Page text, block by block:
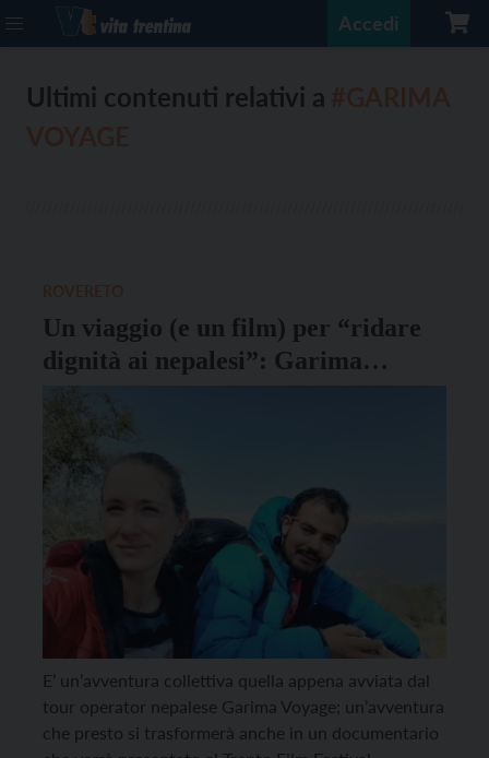
Accedi
Ultimi contenuti relativi a
Un viaggio (e un film) per “ridare
dignità ai nepalesi”: Garima
Voyage lavora per ottenere la
Certificazione di destinazione
sostenibile
E’ un’avventura collettiva quella appena avviata dal
tour operator nepalese Garima Voyage; un’avventura
che presto si trasformerà anche in un documentario